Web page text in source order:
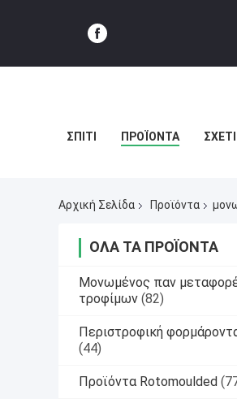
ΣΠΊΤΙ ΠΡΟΪΌΝΤΑ
Αρχική Σελίδα Προϊόντα
ΌΛΑ ΤΑ ΠΡΟΪΌΝΤΑ
Μονωμένος παν
τροφίμων (82)
Περιστροφική
(44)
Προϊόντα Rotomoulded